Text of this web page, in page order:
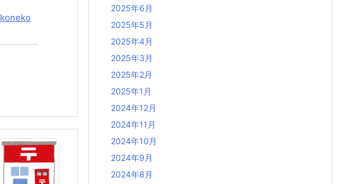
koneko
2025年6月
2025年5月
2025年4月
2025年3月
2025年2月
2025年1月
2024年12月
2024年11月
2024年10月
2024年9月
2024年8月